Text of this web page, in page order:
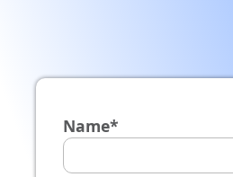
Name*